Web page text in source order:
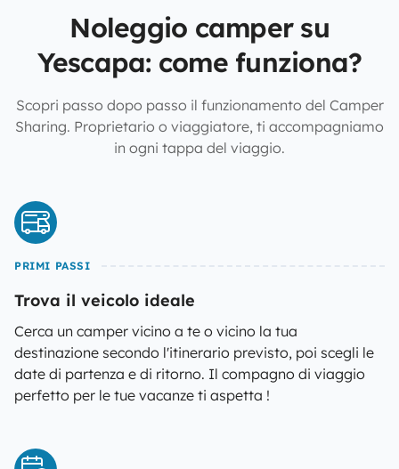
Noleggio camper su
Yescapa: come funziona?
Scopri passo dopo passo il funzionamento del Camper
Sharing. Proprietario o viaggiatore, ti accompagniamo
in ogni tappa del viaggio.
PRIMI PASSI
Trova il veicolo ideale
Cerca un camper vicino a te o vicino la tua
destinazione secondo l'itinerario previsto, poi scegli le
date di partenza e di ritorno. Il compagno di viaggio
perfetto per le tue vacanze ti aspetta !